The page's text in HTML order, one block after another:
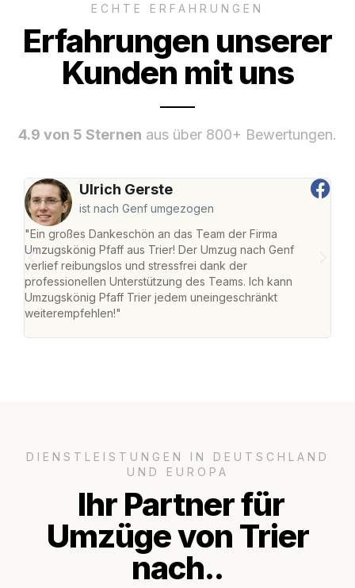
ECHTE ERFAHRUNGEN
Erfahrungen unserer
Kunden mit uns
4.9 von 5 Sternen aus über 800+ Bewertungen.
Ulrich Gerste
ist nach Genf umgezogen
"Ein großes Dankeschön an das Team der Firma
Umzugskönig Pfaff aus Trier! Der Umzug nach Genf
verlief reibungslos und stressfrei dank der
professionellen Unterstützung des Teams. Ich kann
Umzugskönig Pfaff Trier jedem uneingeschränkt
weiterempfehlen!"
DIENSTLEISTUNGEN IN DEUTSCHLAND
UND EUROPA
Ihr Partner für
Umzüge von Trier
nach..